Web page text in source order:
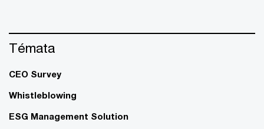
Témata
CEO Survey
Whistleblowing
ESG Management Solution